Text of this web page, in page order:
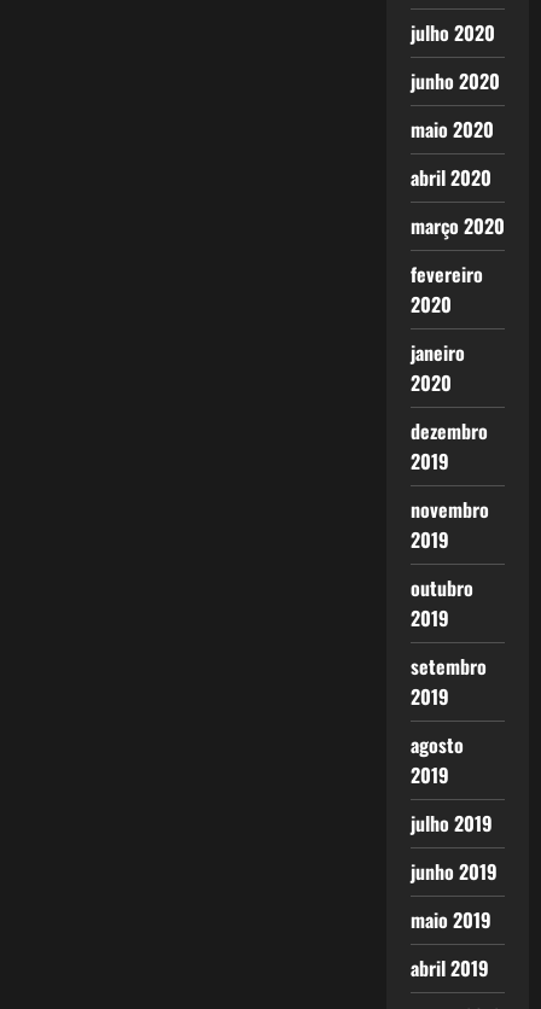
julho 2020
junho 2020
maio 2020
abril 2020
março 2020
fevereiro
2020
janeiro
2020
dezembro
2019
novembro
2019
outubro
2019
setembro
2019
agosto
2019
julho 2019
junho 2019
maio 2019
abril 2019